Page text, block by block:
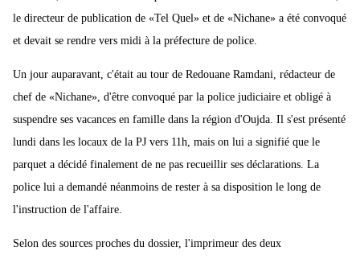
le directeur de publication de «Tel Quel» et de «Nichane» a été convoqué
et devait se rendre vers midi à la préfecture de police.
Un jour auparavant, c'était au tour de Redouane Ramdani, rédacteur de
chef de «Nichane», d'être convoqué par la police judiciaire et obligé à
suspendre ses vacances en famille dans la région d'Oujda. Il s'est présenté
lundi dans les locaux de la PJ vers 11h, mais on lui a signifié que le
parquet a décidé finalement de ne pas recueillir ses déclarations. La
police lui a demandé néanmoins de rester à sa disposition le long de
l'instruction de l'affaire.
Selon des sources proches du dossier, l'imprimeur des deux